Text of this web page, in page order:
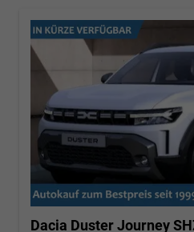
Dacia DusterJourney